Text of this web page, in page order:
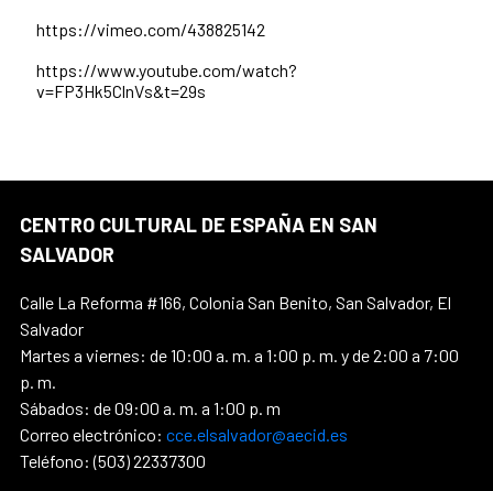
https://vimeo.com/438825142
https://www.youtube.com/watch?
v=FP3Hk5ClnVs&t=29s
CENTRO CULTURAL DE ESPAÑA EN SAN
SALVADOR
Calle La Reforma #166, Colonia San Benito, San Salvador, El
Salvador
Martes a viernes: de 10:00 a. m. a 1:00 p. m. y de 2:00 a 7:00
p. m.
Sábados: de 09:00 a. m. a 1:00 p. m
Correo electrónico: cce.elsalvador@aecid.es
Teléfono: (503) 22337300